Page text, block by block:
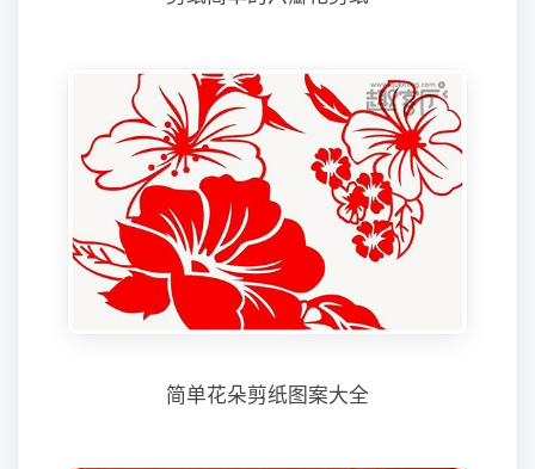
简单花朵剪纸图案大全